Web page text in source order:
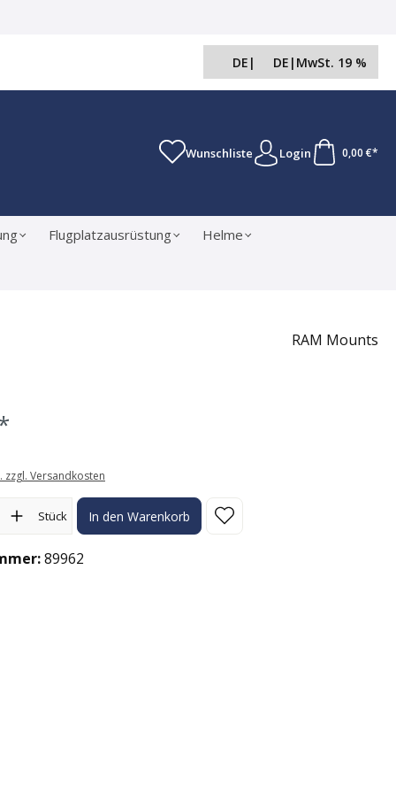
DE | DE | MwSt. 19 %
Wunschliste Login 0,00 €*
Flugplatzausrüstung Helme
RAM Mounts
zzgl. Versandkosten
Gib den gewünschten Wert ein oder benutze die
Stück In den Warenkorb
89962